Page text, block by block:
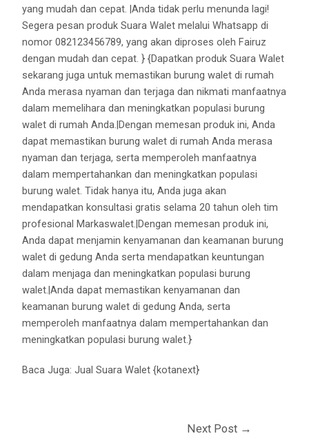
yang mudah dan cepat. |Anda tidak perlu menunda lagi!
Segera pesan produk Suara Walet melalui Whatsapp di
nomor 082123456789, yang akan diproses oleh Fairuz
dengan mudah dan cepat. } {Dapatkan produk Suara Walet
sekarang juga untuk memastikan burung walet di rumah
Anda merasa nyaman dan terjaga dan nikmati manfaatnya
dalam memelihara dan meningkatkan populasi burung
walet di rumah Anda.|Dengan memesan produk ini, Anda
dapat memastikan burung walet di rumah Anda merasa
nyaman dan terjaga, serta memperoleh manfaatnya
dalam mempertahankan dan meningkatkan populasi
burung walet. Tidak hanya itu, Anda juga akan
mendapatkan konsultasi gratis selama 20 tahun oleh tim
profesional Markaswalet.|Dengan memesan produk ini,
Anda dapat menjamin kenyamanan dan keamanan burung
walet di gedung Anda serta mendapatkan keuntungan
dalam menjaga dan meningkatkan populasi burung
walet.|Anda dapat memastikan kenyamanan dan
keamanan burung walet di gedung Anda, serta
memperoleh manfaatnya dalam mempertahankan dan
meningkatkan populasi burung walet.}
Baca Juga:Jual Suara Walet {kotanext}
Next Post →